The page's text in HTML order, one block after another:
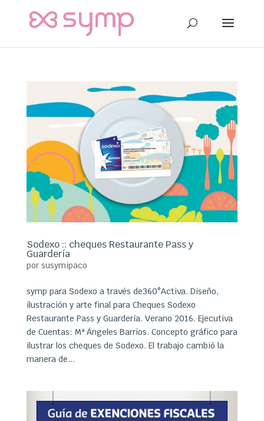
Sodexo :: cheques Restaurante Pass y
Guardería
por susymipaco
symp para Sodexo a través de360°Activa. Diseño,
ilustración y arte final para Cheques Sodexo
Restaurante Pass y Guardería. Verano 2016. Ejecutiva
de Cuentas: Mª Ángeles Barrios. Concepto gráfico para
ilustrar los cheques de Sodexo. El trabajo cambió la
manera de...